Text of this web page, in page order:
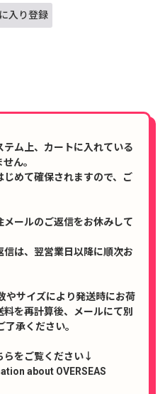
入り登録
ム上、カートに入れている
ん。
めて確保されますので、ご
ールのご返信をお休みして
は、翌営業日以降に順次お
やサイズにより発送時にお荷
を再計算後、メールにて別
承ください。
らをご覧ください↓
about OVERSEAS